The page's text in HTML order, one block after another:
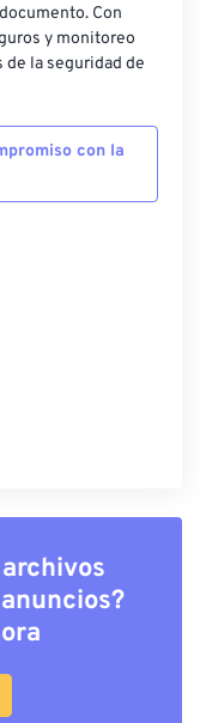
Con
y monitoreo
la seguridad de
con la